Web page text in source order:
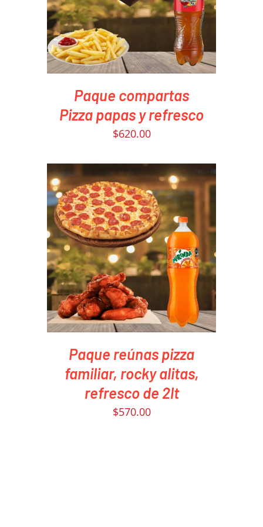
Paque compartas
Pizza papas y refresco
$620.00
PEDIR AHORA
/
DETAILS
Paque reúnas pizza
familiar, rocky alitas,
refresco de 2lt
$570.00